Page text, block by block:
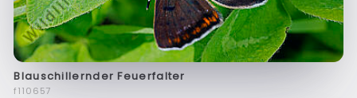
Blauschillernder Feuerfalter
f110657